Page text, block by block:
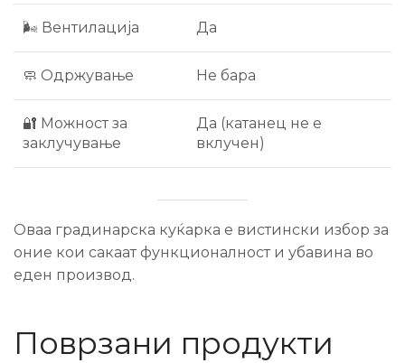
🌬️ Вентилација Да
🧼 Одржување Не бара
🔐 Можност за
заклучување
Да (катанец не е
вклучен)
Оваа градинарска куќарка е вистински избор за
оние кои сакаат функционалност и убавина во
еден производ.
Поврзани продукти